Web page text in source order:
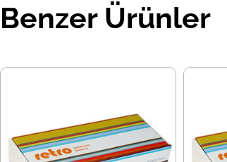
Benzer Ürünler